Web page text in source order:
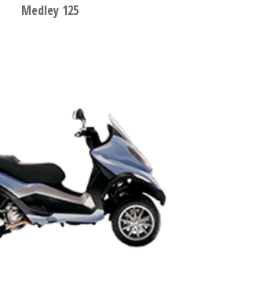
Medley 125